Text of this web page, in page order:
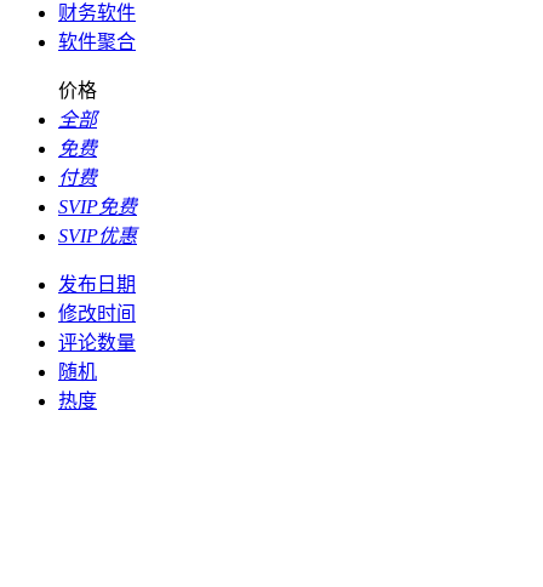
财务软件
软件聚合
价格
全部
免费
付费
SVIP免费
SVIP优惠
发布日期
修改时间
评论数量
随机
热度